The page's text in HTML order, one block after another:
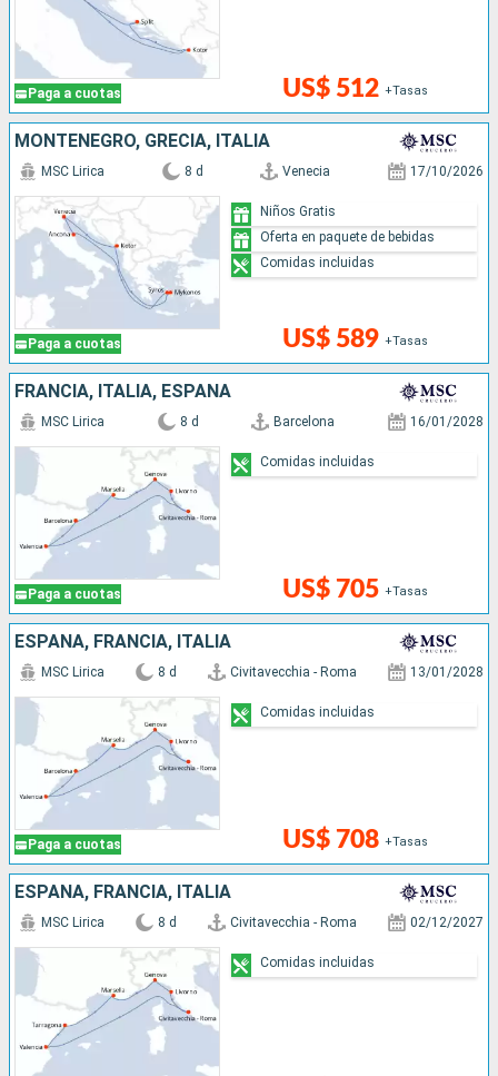
Paga a cuotas US$ 512 +Tasas
MONTENEGRO, GRECIA, ITALIA
Paga a cuotas
MSC Lirica 8 d Venecia 17/10/2026
US$ 589 +Tasas
Niños Gratis
Oferta en paquete de bebidas
Comidas incluidas
FRANCIA, ITALIA, ESPAÑA
Paga a cuotas
MSC Lirica 8 d Barcelona 16/01/2028
US$ 705 +Tasas
Comidas incluidas
ESPAÑA, FRANCIA, ITALIA
Paga a cuotas
MSC Lirica 8 d Civitavecchia - Roma 13/01/2028
US$ 708 +Tasas
Comidas incluidas
ESPAÑA, FRANCIA, ITALIA
MSC Lirica 8 d Civitavecchia - Roma 02/12/2027
Comidas incluidas